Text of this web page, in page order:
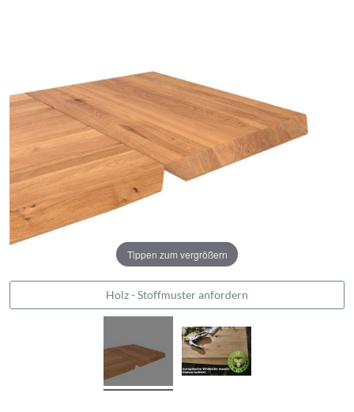
Tippen zum vergrößern
Holz - Stoffmuster anfordern